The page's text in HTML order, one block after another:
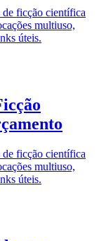
de ficção científica
multiuso,
úteis.
de ficção científica
multiuso,
úteis.